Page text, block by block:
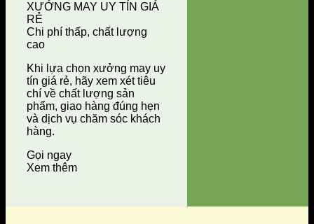
XƯỞNG MAY UY TÍN GIÁ
RẺ
Chi phí thấp, chất lượng
cao
Khi lựa chọn xưởng may uy
tín giá rẻ, hãy xem xét tiêu
chí về chất lượng sản
phẩm, giao hàng đúng hẹn
và dịch vụ chăm sóc khách
hàng.
Gọi ngay
Xem thêm